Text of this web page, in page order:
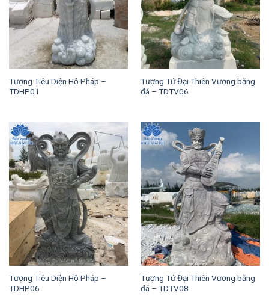
Tượng Tiêu Diện Hộ Pháp –
TDHP01
Tượng Tứ Đại Thiên Vương bằng
đá – TDTV06
Tượng Tiêu Diện Hộ Pháp –
TDHP06
Tượng Tứ Đại Thiên Vương bằng
đá – TDTV08